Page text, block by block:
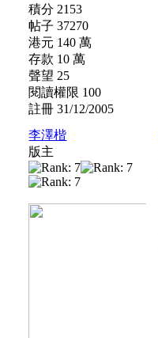
積分 2153
帖子 37270
港元 140 萬
存款 10 萬
聲望 25
閱讀權限 100
註冊 31/12/2005
李澤楷
版主